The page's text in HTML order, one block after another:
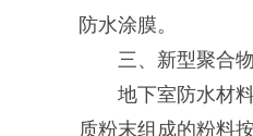
防水涂膜。
三、新型聚合物
地下室防水材料
质粉末组成的粉料